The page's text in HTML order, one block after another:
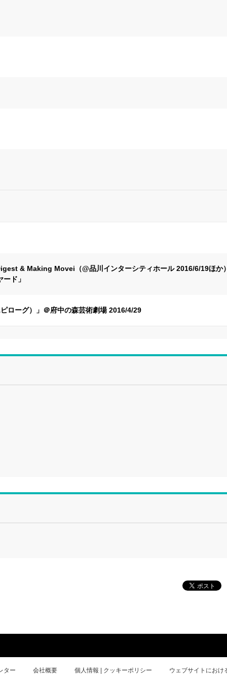
& Making Movei（@品川インターシティホール 2016/6/19ほか
ド」
ローグ）」＠府中の森芸術劇場 2016/4/29
ター 会社概要 個人情報 | クッキーポリシー ウェブサイトにおけ